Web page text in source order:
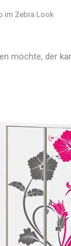
im Zebra Look
möchte, der